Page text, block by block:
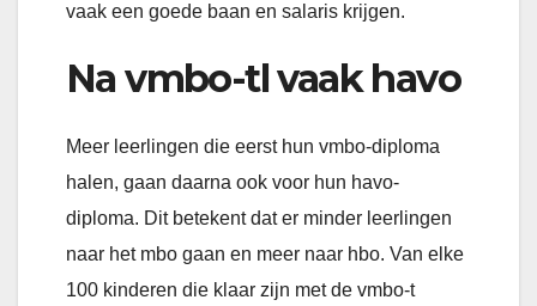
vaak een goede baan en salaris krijgen.
Na vmbo-tl vaak havo
Meer leerlingen die eerst hun vmbo-diploma
halen, gaan daarna ook voor hun havo-
diploma. Dit betekent dat er minder leerlingen
naar het mbo gaan en meer naar hbo. Van elke
100 kinderen die klaar zijn met de vmbo-t